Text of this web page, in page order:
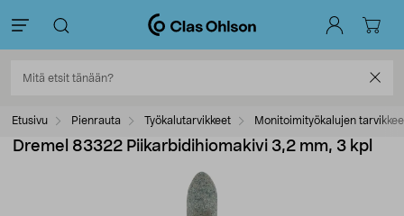
Etusivu Pienrauta Työkalutarvikkeet Monitoimityökalujen
Dremel 83322 Piikarbidihiomakivi 3,2 mm, 3 kpl